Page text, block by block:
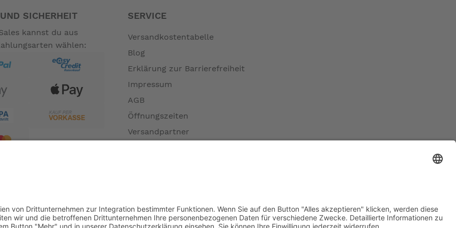
30
SICHERHEIT
kannst du aus
wählen:
SERVICE
Versandkostentabelle
Blog
Erklärung zur Barrierefreiheit
Impressum
AGB
Öffnungszeiten
Versandpartner
Widerrufsrecht MS